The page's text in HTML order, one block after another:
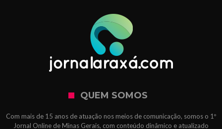
QUEM SOMOS
Com mais de 15 anos de atuação nos meios de comunicação, somos o 1º
Jornal Online de Minas Gerais, com conteúdo dinâmico e atualizado